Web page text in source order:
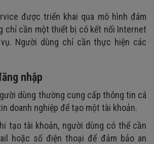
được triển khai qua mô hình đám
chỉ cần một thiết bị có kết nối Internet
Người dùng chỉ cần thực hiện các
nhập
dùng thường cung cấp thông tin cá
doanh nghiệp để tạo một tài khoản.
tạo tài khoản, người dùng có thể cần
hoặc số điện thoại để đảm bảo an